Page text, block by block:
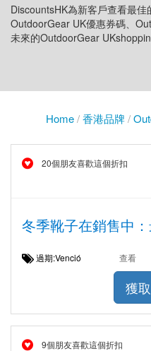
DiscountsHK為新客戶查看最佳
OutdoorGear UK優惠券碼、
未來的OutdoorGear
Home/香港品牌/
20個朋友喜歡這個折扣
冬季靴子在銷售中
過期:Venció 查看
獲
9個朋友喜歡這個折扣